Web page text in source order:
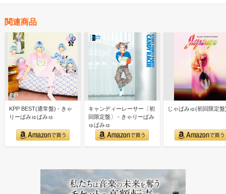
関連商品
KPP BEST(通常盤) - きゃ
りーぱみゅぱみゅ
キャンディーレーサー〔初
回限定盤〕 - きゃりーぱみ
ゅぱみゅ
じゃぱみゅ(初回限定盤